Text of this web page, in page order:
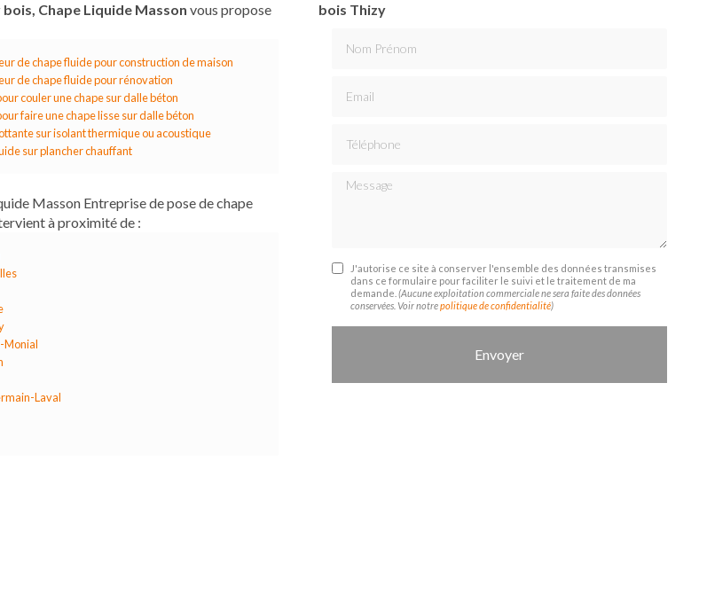
Chape Liquide Masson vous propose
de chape fluide pour construction de maison
de chape fluide pour rénovation
couler une chape sur dalle béton
faire une chape lisse sur dalle béton
sur isolant thermique ou acoustique
sur plancher chauffant
Masson Entreprise de pose de chape
à proximité de :
Monial
Laval
bois Thizy
Message
J'autorise ce site à conserver l'ensemble des données transmises
dans ce formulaire pour faciliter le suivi et le traitement de ma
demande. (Aucune exploitation commerciale ne sera faite des données
conservées. Voir notrepolitique de confidentialité)